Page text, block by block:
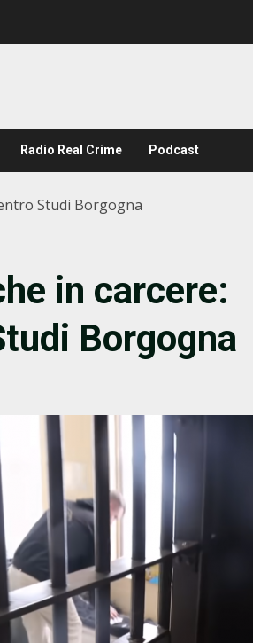
Radio Real Crime Podcast
Studi Borgogna
in carcere:
Borgogna